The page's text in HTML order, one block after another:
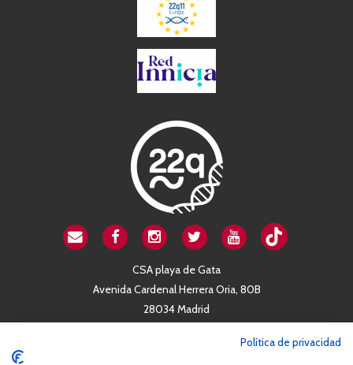
CSA playa de Gata
Avenida Cardenal Herrera Oria, 80B
28034 Madrid
Política de privacidad